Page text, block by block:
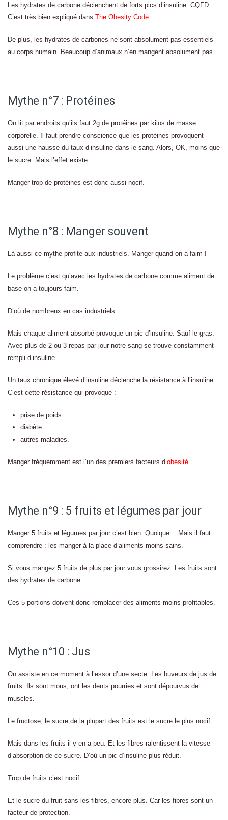
Les hydrates de carbone déclenchent de forts pics d’insuline. CQFD.
C’est très bien expliqué dans The Obesity Code.
De plus, les hydrates de carbones ne sont absolument pas essentiels
au corps humain. Beaucoup d’animaux n’en mangent absolument pas.
Mythe n°7 : Protéines
On lit par endroits qu’ils faut 2g de protéines par kilos de masse
corporelle. Il faut prendre conscience que les protéines provoquent
aussi une hausse du taux d’insuline dans le sang. Alors, OK, moins que
le sucre. Mais l’effet existe.
Manger trop de protéines est donc aussi nocif.
Mythe n°8 : Manger souvent
Là aussi ce mythe profite aux industriels. Manger quand on a faim !
Le problème c’est qu’avec les hydrates de carbone comme aliment de
base on a toujours faim.
D’où de nombreux en cas industriels.
Mais chaque aliment absorbé provoque un pic d’insuline. Sauf le gras.
Avec plus de 2 ou 3 repas par jour notre sang se trouve constamment
rempli d’insuline.
Un taux chronique élevé d’insuline déclenche la résistance à l’insuline.
C’est cette résistance qui provoque :
prise de poids
diabète
autres maladies.
Manger fréquemment est l’un des premiers facteurs d’obésité.
Mythe n°9 : 5 fruits et légumes par jour
Manger 5 fruits et légumes par jour c’est bien. Quoique… Mais il faut
comprendre : les manger à la place d’aliments moins sains.
Si vous mangez 5 fruits de plus par jour vous grossirez. Les fruits sont
des hydrates de carbone.
Ces 5 portions doivent donc remplacer des aliments moins profitables.
Mythe n°10 : Jus
On assiste en ce moment à l’essor d’une secte. Les buveurs de jus de
fruits. Ils sont mous, ont les dents pourries et sont dépourvus de
muscles.
Le fructose, le sucre de la plupart des fruits est le sucre le plus nocif.
Mais dans les fruits il y en a peu. Et les fibres ralentissent la vitesse
d’absorption de ce sucre. D’où un pic d’insuline plus réduit.
Trop de fruits c’est nocif.
Et le sucre du fruit sans les fibres, encore plus. Car les fibres sont un
facteur de protection.